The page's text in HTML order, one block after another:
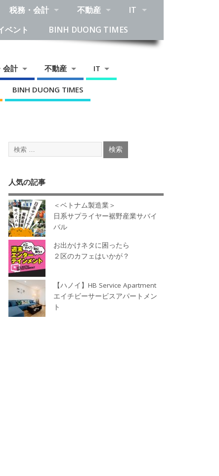
税務・会計 不動産
IT
ベント BINH DUONG TIMES
会計 不動産 IT
BINH DUONG TIMES
人気の記事
＜ベトナム製造業＞
日系サプライヤー裾野産業サバイ
バル
お出かけネタに困ったら
２区のカフェはいかが？
【ハノイ】HB Service Apartment
エイチビーサービスアパートメン
ト